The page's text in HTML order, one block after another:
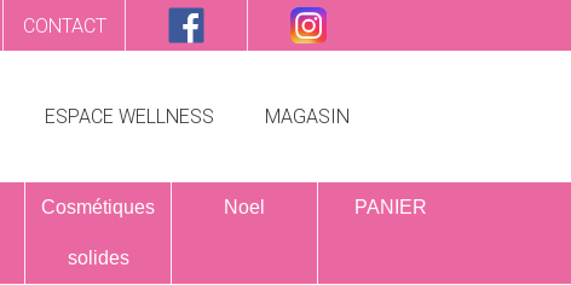
CONTACT
ESPACE WELLNESS MAGASIN
Cosmétiques
solides
Noel PANIER